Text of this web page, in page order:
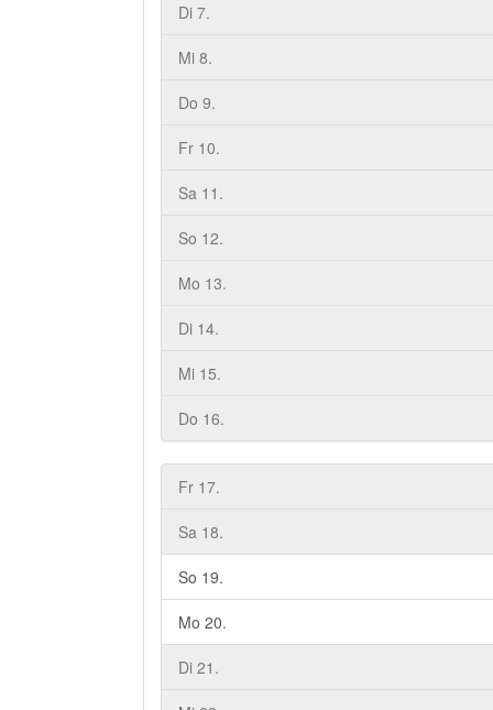
Di 7.
Mi 8.
Do 9.
Fr 10.
Sa 11.
So 12.
Mo 13.
Di 14.
Mi 15.
Do 16.
Fr 17.
Sa 18.
So 19.
Mo 20.
Di 21.